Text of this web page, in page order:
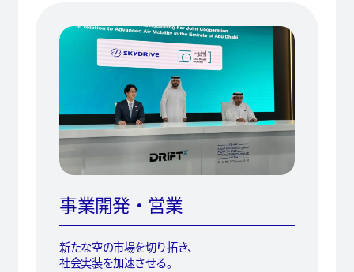
事業開発・営業
新たな空の市場を切り拓き、
社会実装を加速させる。